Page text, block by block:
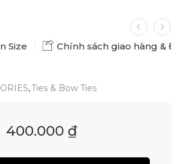
Size Chính sách giao hàng &
,Ties & Bow Ties
400.000 ₫